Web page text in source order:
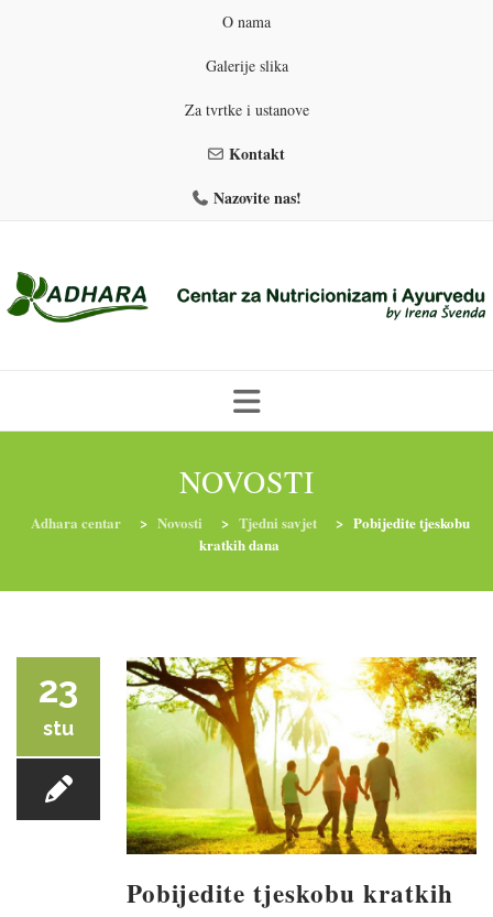
O nama
Galerije slika
Za tvrtke i ustanove
Kontakt
Nazovite nas!
PROGRAMI PREHRANE PRIRODNO MRŠAVLJENJE
YOGA I TRENINZI
NOVOSTI
Adhara centar > Novosti > Tjedni savjet > Pobijedite tjeskobu
kratkih dana
23
stu
Pobijedite tjeskobu kratkih